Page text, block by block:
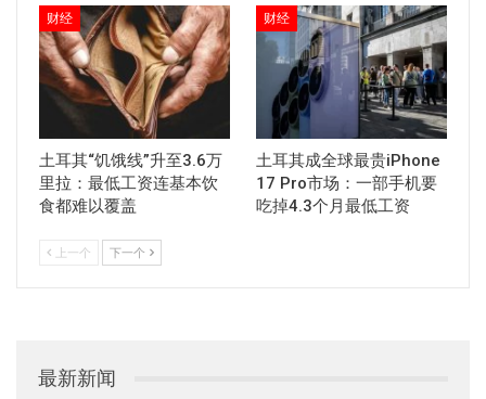
财经
土耳其“饥饿线”升至3.6万
里拉：最低工资连基本饮
食都难以覆盖
财经
土耳其成全球最贵iPhone
17 Pro市场：一部手机要
吃掉4.3个月最低工资
上一个 下一个
最新新闻